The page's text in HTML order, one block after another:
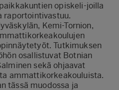
opiskeli-joilla
raportointivastuu.
Kemi-Tornion,
Tutkimuksen
osallistuvat Botnian
sekä ohjaavat
ammattikorkeakouluista.
tässä muodossa ja